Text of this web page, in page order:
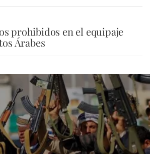
prohibidos en el equipaje
Árabes